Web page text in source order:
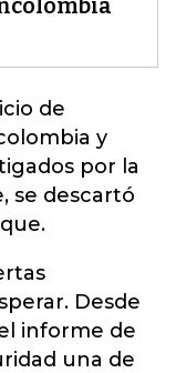
de
y
por la
se descartó
Desde
informe de
una de